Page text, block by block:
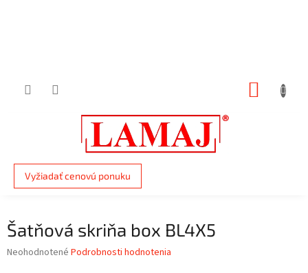
Vyžiadať cenovú ponuku
Šatňová skriňa box BL4X5
Priemerné
Neohodnotené Podrobnosti hodnotenia